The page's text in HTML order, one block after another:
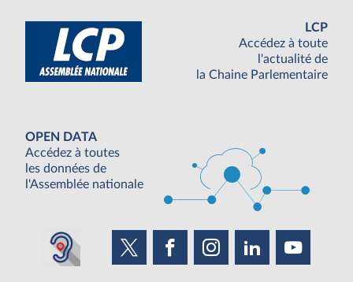
LCP
Accédez à toute
l'actualité de
la Chaine Parlementaire
OPEN DATA
Accédez à toutes
les données de
l'Assemblée nationale